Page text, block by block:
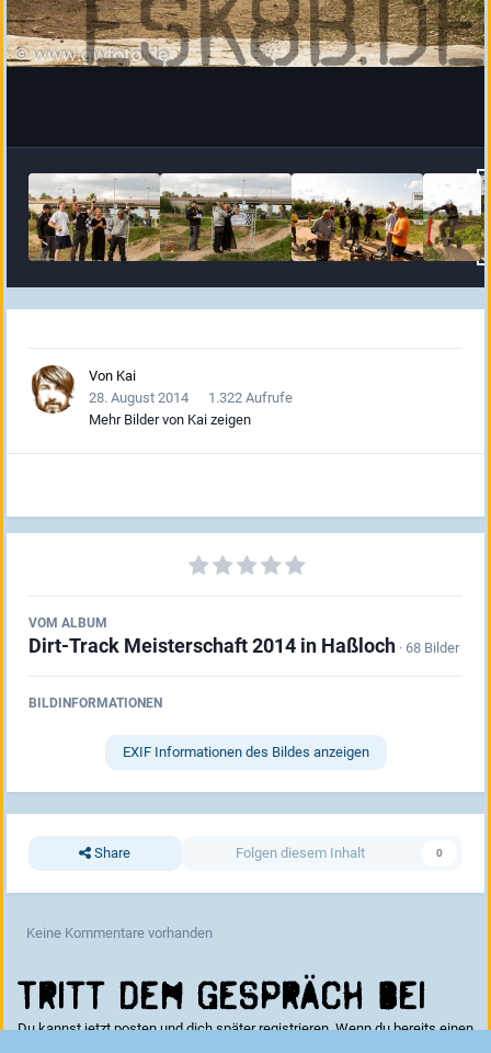
Von Kai
28. August 2014
1.322 Aufrufe
Mehr Bilder von Kai zeigen
VOM ALBUM
Dirt-Track Meisterschaft 2014 in Haßloch · 68 Bilder
BILDINFORMATIONEN
EXIF Informationen des Bildes anzeigen
Share Folgen diesem Inhalt 0
Keine Kommentare vorhanden
Tritt dem Gespräch bei
Du kannst jetzt posten und dich später registrieren. Wenn du bereits einen